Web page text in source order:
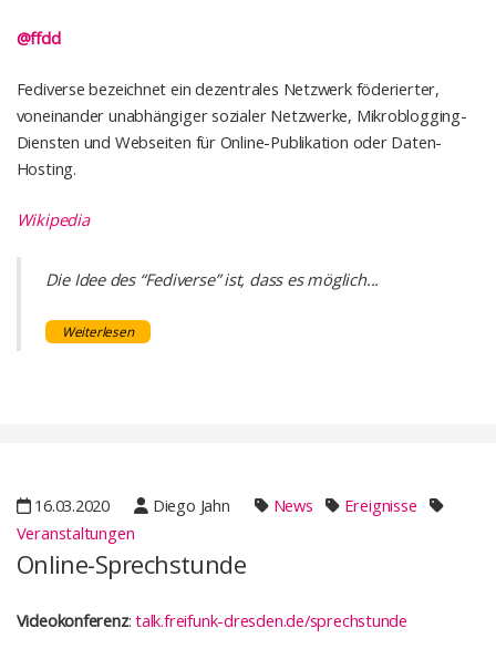
@ffdd
Fediverse bezeichnet ein dezentrales Netzwerk föderierter,
voneinander unabhängiger sozialer Netzwerke, Mikroblogging-
Diensten und Webseiten für Online-Publikation oder Daten-
Hosting.
Wikipedia
Die Idee des “Fediverse” ist, dass es möglich...
Weiterlesen
16.03.2020 Diego Jahn News
Ereignisse
Veranstaltungen
Online-Sprechstunde
Videokonferenz:talk.freifunk-dresden.de/sprechstunde